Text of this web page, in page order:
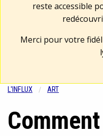
reste accessible
Merci pour votre
L'INFLUX ART